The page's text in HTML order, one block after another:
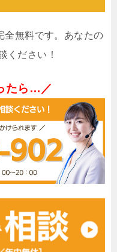
全無料です。あなたの
ください！
たら…／